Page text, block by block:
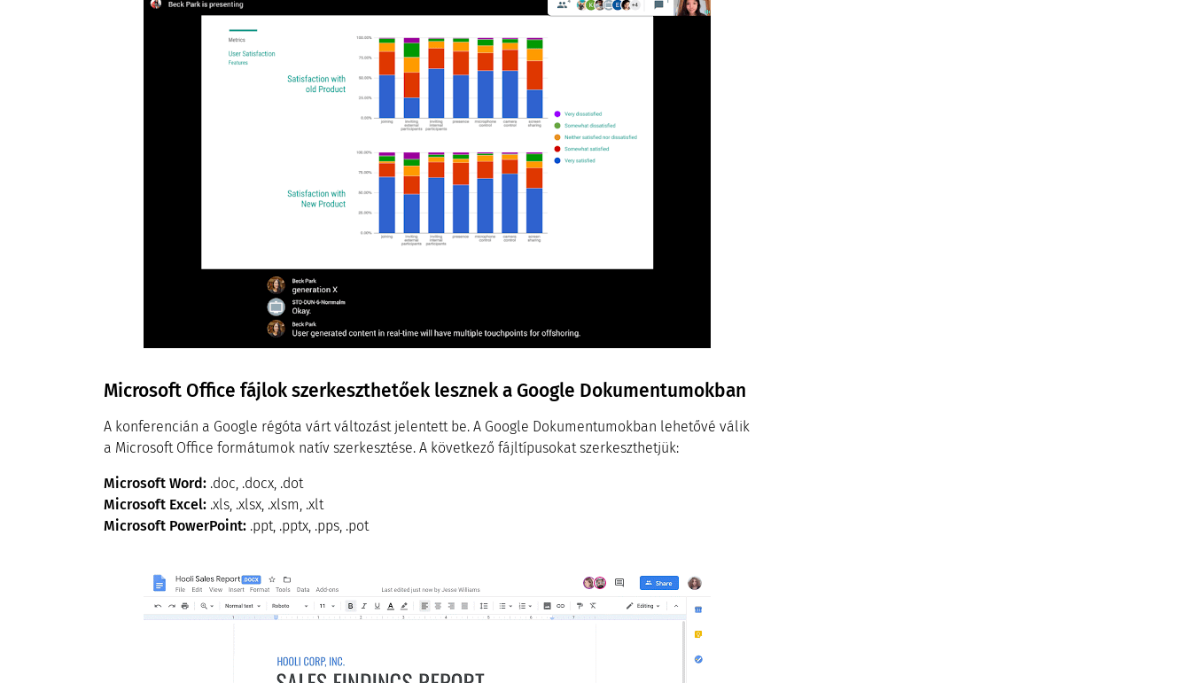
Microsoft Office fájlok szerkeszthetőek lesznek a Google Dokumentumokban
A konferencián a Google régóta várt változást jelentett be. A Google Dokumentumokban lehetővé válik
a Microsoft Office formátumok natív szerkesztése. A következő fájltípusokat szerkeszthetjük:
Microsoft Word: .doc, .docx, .dot
Microsoft Excel: .xls, .xlsx, .xlsm, .xlt
Microsoft PowerPoint: .ppt, .pptx, .pps, .pot